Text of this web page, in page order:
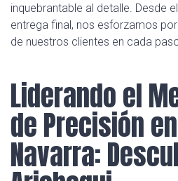
inquebrantable al detalle. Desde
entrega final, nos esforzamos
de nuestros clientes en cada
Liderando el
de Precisión
Navarra: